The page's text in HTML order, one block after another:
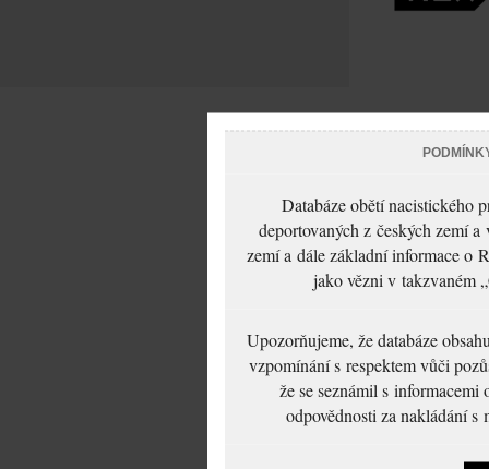
Databáze obětí nacistického
deportovaných z českých zemí
zemí a dále základní informace o
jako vězni v takzvaném
Upozorňujeme, že databáze
vzpomínání s respektem vůči
že se seznámil s
odpovědnosti za nakládání